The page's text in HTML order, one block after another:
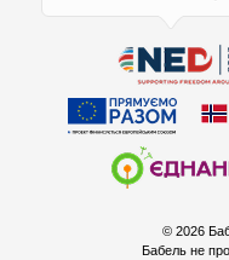
© 2026
Бабель не